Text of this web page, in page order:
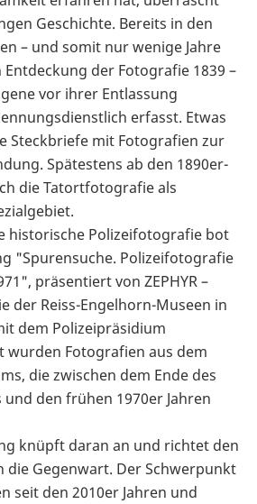
Geschichte. Bereits in den
– und somit nur wenige Jahre
der Fotografie 1839 –
vor ihrer Entlassung
erfasst. Etwas
Steckbriefe mit Fotografien zur
Spätestens ab den 1890er-
die Tatortfotografie als
historische Polizeifotografie bot
"Spurensuche. Polizeifotografie
präsentiert von ZEPHYR –
der Reiss-Engelhorn-Museen in
dem Polizeipräsidium
wurden Fotografien aus dem
die zwischen dem Ende des
den frühen 1970er Jahren
knüpft daran an und richtet den
die Gegenwart. Der Schwerpunkt
seit den 2010er Jahren und